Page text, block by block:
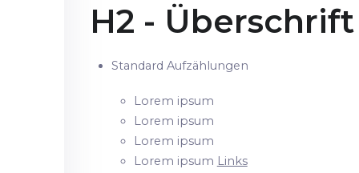
H2 - Überschrift
Standard Aufzählungen
Lorem ipsum
Lorem ipsum
Lorem ipsum
Lorem ipsum Links